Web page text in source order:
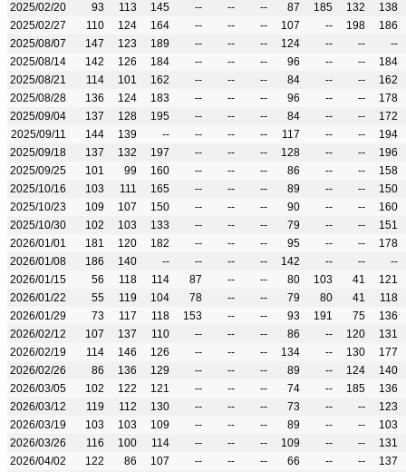
2025/02/20
93 113 145 -- -- -- 87 185 132
138
2025/02/27
110 124 164 -- -- -- 107 -- 198
186
2025/08/07
147 123 189 -- -- -- 124 -- --
--
2025/08/14
142 126 184 -- -- -- 96 -- --
184
2025/08/21
114 101 162 -- -- -- 84 -- --
162
2025/08/28
136 124 183 -- -- -- 96 -- --
178
2025/09/04
137 128 195 -- -- -- 84 -- --
172
2025/09/11
144 139 -- -- -- -- 117 -- --
194
2025/09/18
137 132 197 -- -- -- 128 -- --
196
2025/09/25
101 99 160 -- -- -- 86 -- --
158
2025/10/16
103 111 165 -- -- -- 89 -- --
150
2025/10/23
109 107 150 -- -- -- 90 -- --
160
2025/10/30
102 103 133 -- -- -- 79 -- --
151
2026/01/01
181 120 182 -- -- -- 95 -- --
178
2026/01/08
186 140 -- -- -- -- 142 -- --
--
2026/01/15
56 118 114 87 -- -- 80 103 41
121
2026/01/22
55 119 104 78 -- -- 79 80 41
118
2026/01/29
73 117 118 153 -- -- 93 191 75
136
2026/02/12
107 137 110 -- -- -- 86 -- 120
131
2026/02/19
114 146 126 -- -- -- 134 -- 130
177
2026/02/26
86 136 129 -- -- -- 89 -- 124
140
2026/03/05
102 122 121 -- -- -- 74 -- 185
136
2026/03/12
119 112 130 -- -- -- 73 -- --
123
2026/03/19
103 103 109 -- -- -- 89 -- --
103
2026/03/26
116 100 114 -- -- -- 109 -- --
131
2026/04/02
122 86 107 -- -- -- 66 -- --
137